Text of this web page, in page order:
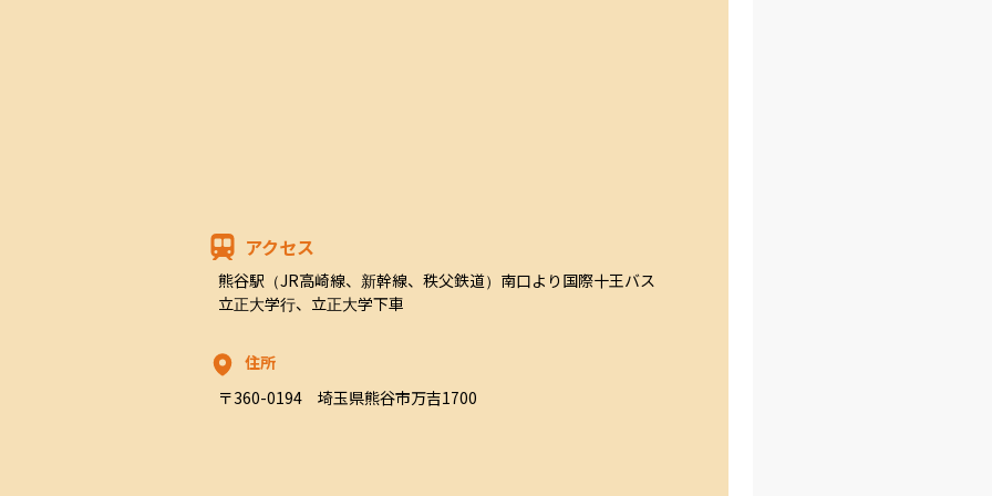
アクセス
熊谷駅（JR高崎線、新幹線、秩父鉄道）南口より国際十王バス
立正大学行、立正大学下車
住所
〒360-0194　埼玉県熊谷市万吉1700